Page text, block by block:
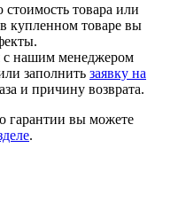
товара или
купленном товаре вы
с нашим менеджером
заполнить заявку на
и причину возврата.
гарантии вы можете
.